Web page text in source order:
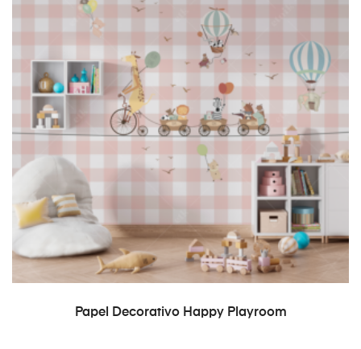
READ MORE
Papel Decorativo Happy Playroom